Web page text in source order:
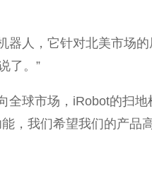
人，它针对北美市场
了。”
球市场，iRobot的扫
我们希望我们的产品